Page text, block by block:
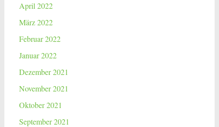
April 2022
März 2022
Februar 2022
Januar 2022
Dezember 2021
November 2021
Oktober 2021
September 2021